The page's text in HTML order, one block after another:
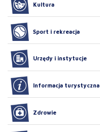
Kultura
Sport i rekreacja
Urzędy i instytucje
Informacja turystyczna
Zdrowie